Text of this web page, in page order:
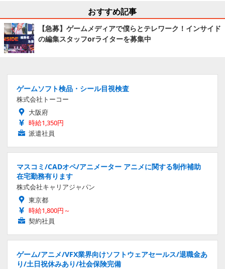
おすすめ記事
【急募】ゲームメディアで僕らとテレワーク！インサイド
の編集スタッフorライターを募集中
ゲームソフト検品・シール目視検査
株式会社トーコー
大阪府
時給1,350円
派遣社員
マスコミ/CADオペ/アニメーター アニメに関する制作補助
在宅勤務有ります
株式会社キャリアジャパン
東京都
時給1,800円～
契約社員
ゲーム/アニメ/VFX業界向けソフトウェアセールス/退職金あ
り/土日祝休みあり/社会保険完備